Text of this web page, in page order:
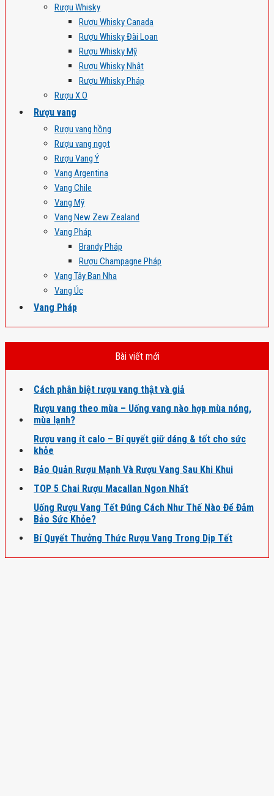
Rượu Whisky
Rượu Whisky Canada
Rượu Whisky Đài Loan
Rượu Whisky Mỹ
Rượu Whisky Nhật
Rượu Whisky Pháp
Rượu X.O
Rượu vang
Rượu vang hồng
Rượu vang ngọt
Rượu Vang Ý
Vang Argentina
Vang Chile
Vang Mỹ
Vang New Zew Zealand
Vang Pháp
Brandy Pháp
Rượu Champagne Pháp
Vang Tây Ban Nha
Vang Úc
Vang Pháp
Bài viết mới
Cách phân biệt rượu vang thật và giả
Rượu vang theo mùa – Uống vang nào hợp mùa nóng,
mùa lạnh?
Rượu vang ít calo – Bí quyết giữ dáng & tốt cho sức
khỏe
Bảo Quản Rượu Mạnh Và Rượu Vang Sau Khi Khui
TOP 5 Chai Rượu Macallan Ngon Nhất
Uống Rượu Vang Tết Đúng Cách Như Thế Nào Để Đảm
Bảo Sức Khỏe?
Bí Quyết Thưởng Thức Rượu Vang Trong Dịp Tết